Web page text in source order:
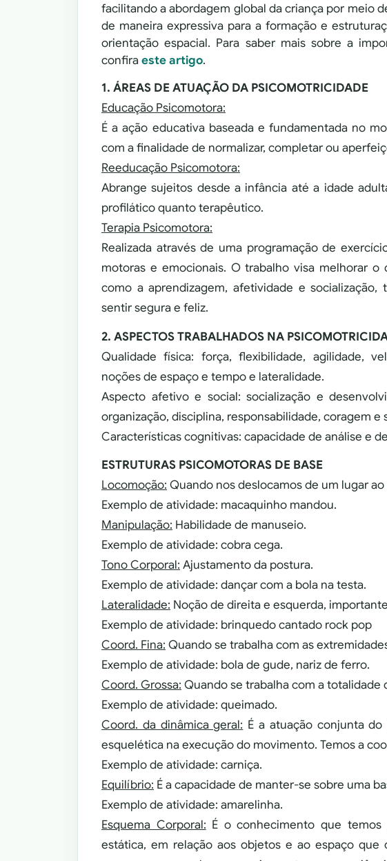
facilitando a abordagem global da criança por meio
de maneira expressiva para a formação e
orientação espacial. Para saber mais sobre a
confiraeste artigo.
1. ÁREAS DE ATUAÇÃO DA PSICOMOTRICIDADE
Educação Psicomotora:
É a ação educativa baseada e fundamentada no
com a finalidade de normalizar, completar ou
Reeducação Psicomotora:
Abrange sujeitos desde a infância até a idade
profilático quanto terapêutico.
Terapia Psicomotora:
Realizada através de uma programação de
motoras e emocionais. O trabalho visa melhorar
como a aprendizagem, afetividade e
sentir segura e feliz.
2. ASPECTOS TRABALHADOS NA
Qualidade física: força, flexibilidade, agilidade,
noções de espaço e tempo e lateralidade.
Aspecto afetivo e social: socialização e
organização, disciplina, responsabilidade, coragem e
Características cognitivas: capacidade de análise e
ESTRUTURAS PSICOMOTORAS DE BASE
Locomoção: Quando nos deslocamos de um lugar
Exemplo de atividade: macaquinho mandou.
Manipulação: Habilidade de manuseio.
Exemplo de atividade: cobra cega.
Tono Corporal: Ajustamento da postura.
Exemplo de atividade: dançar com a bola na testa.
Lateralidade: Noção de direita e esquerda,
Exemplo de atividade: brinquedo cantado rock pop
Coord. Fina: Quando se trabalha com as
Exemplo de atividade: bola de gude, nariz de ferro.
Coord. Grossa: Quando se trabalha com a totalidade
Exemplo de atividade: queimado.
Coord. da dinâmica geral: É a atuação conjunta
esquelética na execução do movimento. Temos a
Exemplo de atividade: carniça.
Equilíbrio: É a capacidade de manter-se sobre uma
Exemplo de atividade: amarelinha.
Esquema Corporal: É o conhecimento que
estática, em relação aos objetos e ao espaço